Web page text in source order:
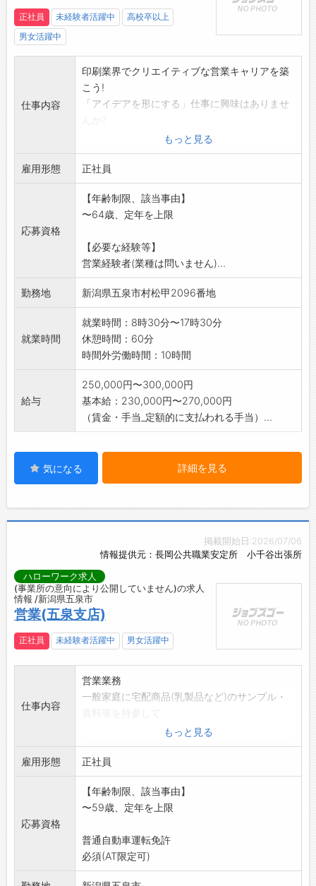
正社員 未経験者活躍中
高校卒以上
男女活躍中
仕事内容
印刷業界でクリエイティブな営業キャリアを築
こう!
「アイデアを形にする」仕事に興味はありませ
【こんな方を歓迎します!】
・人と話すのが好き!
クライアントとの信頼関係を築くことが得意
・クリエイティブに挑戦したい!
・新しいことにチャレンジ!
変化に柔軟に対応し、常に前向きに挑戦でき
・慣れるまで先輩社員が丁寧に指導致します。
変更範囲:変更なし
もっと見る
雇用形態 正社員
応募資格
【年齢制限、該当事由】
〜64歳、定年を上限
【必要な経験等】
営業経験者(業種は問いません)...
勤務地 新潟県五泉市村松甲2096番地
就業時間
就業時間：8時30分〜17時30分
休憩時間：60分
時間外労働時間：10時間
給与
250,000円〜300,000円
基本給：230,000円〜270,000円
（賃金・手当_定額的に支払われる手当）...
気になる 詳細を見る
掲載開始日:2026/07/06
情報提供元：長岡公共職業安定所 小千谷出張所
ハローワーク求人
(事業所の意向により公開していません)の求人
情報 /新潟県五泉市
営業(五泉支店)
正社員 未経験者活躍中 男女活躍中
仕事内容
営業業務
一般家庭に宅配商品(乳製品など)のサンプル・
お客様に合った健康習慣を提案。定期宅配の契
約をいただきます。
社用車あり(軽ワンボックス・AT車)
「変更範囲:変更なし」
もっと見る
雇用形態 正社員
応募資格
【年齢制限、該当事由】
〜59歳、定年を上限
普通自動車運転免許
必須(AT限定可)